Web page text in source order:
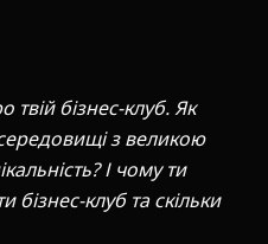
бізнес-клуб. Як
з великою
І чому ти
бізнес-клуб та скільки